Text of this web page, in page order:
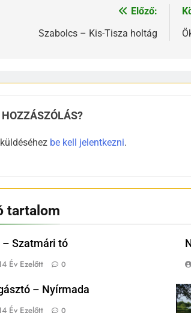
Előző:
Szabolcs – Kis-Tisza holtág
HOZZÁSZÓLÁS?
be kell jelentkezni.
tartalom
– Szatmári tó
Év Ezelőtt 0
– Nyírmada
Év Ezelőtt 0